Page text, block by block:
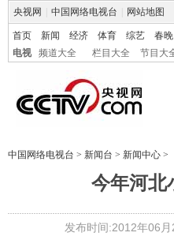
央视网 中国网络电视台 网站地图
首页 新闻 经济 体育 综艺 春晚
电视
频道大全 栏目大全 节目大
中国网络电视台 > 新闻台 > 新闻中心 >
今年河北
发布时间:2012年06